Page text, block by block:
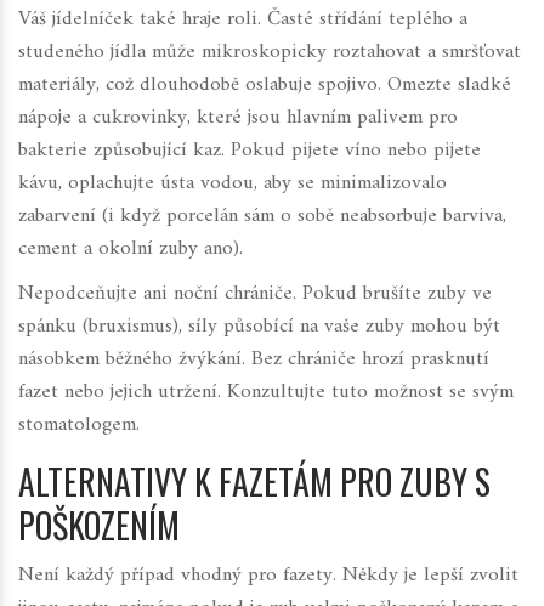
Váš jídelníček také hraje roli. Časté střídání teplého a
studeného jídla může mikroskopicky roztahovat a smršťovat
materiály, což dlouhodobě oslabuje spojivo. Omezte sladké
nápoje a cukrovinky, které jsou hlavním palivem pro
bakterie způsobující kaz. Pokud pijete víno nebo pijete
kávu, oplachujte ústa vodou, aby se minimalizovalo
zabarvení (i když porcelán sám o sobě neabsorbuje barviva,
cement a okolní zuby ano).
Nepodceňujte ani noční chrániče. Pokud brušíte zuby ve
spánku (bruxismus), síly působící na vaše zuby mohou být
násobkem běžného žvýkání. Bez chrániče hrozí prasknutí
fazet nebo jejich utržení. Konzultujte tuto možnost se svým
stomatologem.
ALTERNATIVY K FAZETÁM PRO ZUBY S
POŠKOZENÍM
Není každý případ vhodný pro fazety. Někdy je lepší zvolit